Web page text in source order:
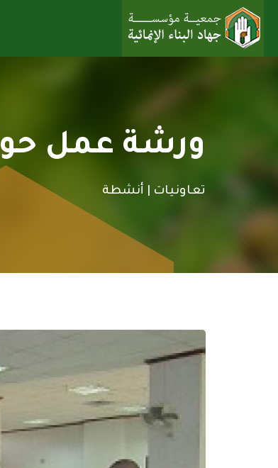
ورشة عمل حول
تعاونيات | أنشطة